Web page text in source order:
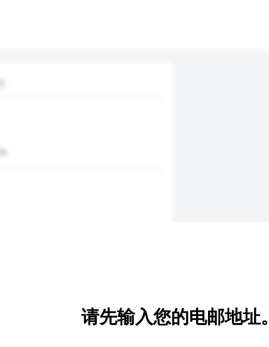
请先输入您的电邮地址。